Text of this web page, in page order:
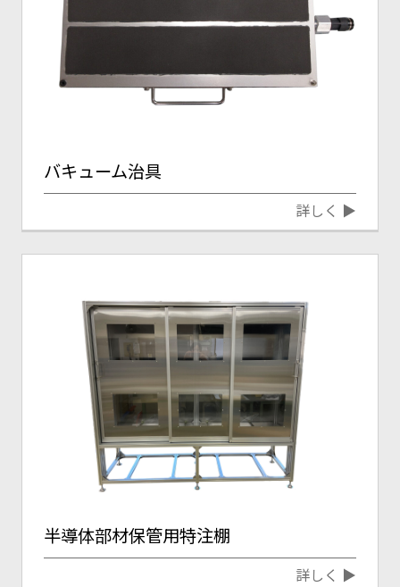
バキューム治具
詳しく ▶
半導体部材保管用特注棚
詳しく ▶